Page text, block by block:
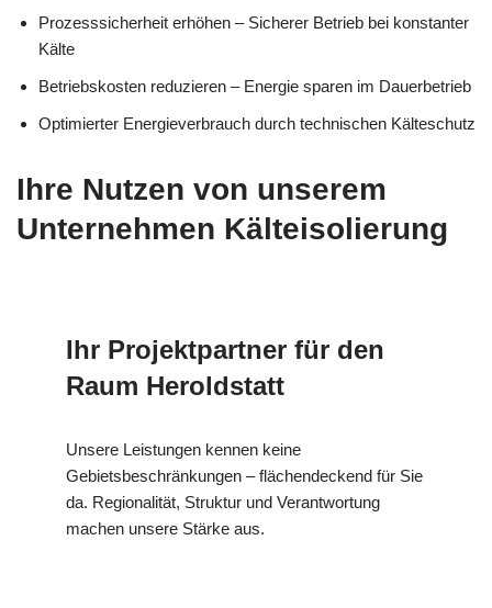
Prozesssicherheit erhöhen – Sicherer Betrieb bei konstanter
Kälte
Betriebskosten reduzieren – Energie sparen im Dauerbetrieb
Optimierter Energieverbrauch durch technischen Kälteschutz
Ihre Nutzen von unserem
Unternehmen Kälteisolierung
Ihr Projektpartner für den
Raum Heroldstatt
Unsere Leistungen kennen keine
Gebietsbeschränkungen – flächendeckend für Sie
da. Regionalität, Struktur und Verantwortung
machen unsere Stärke aus.